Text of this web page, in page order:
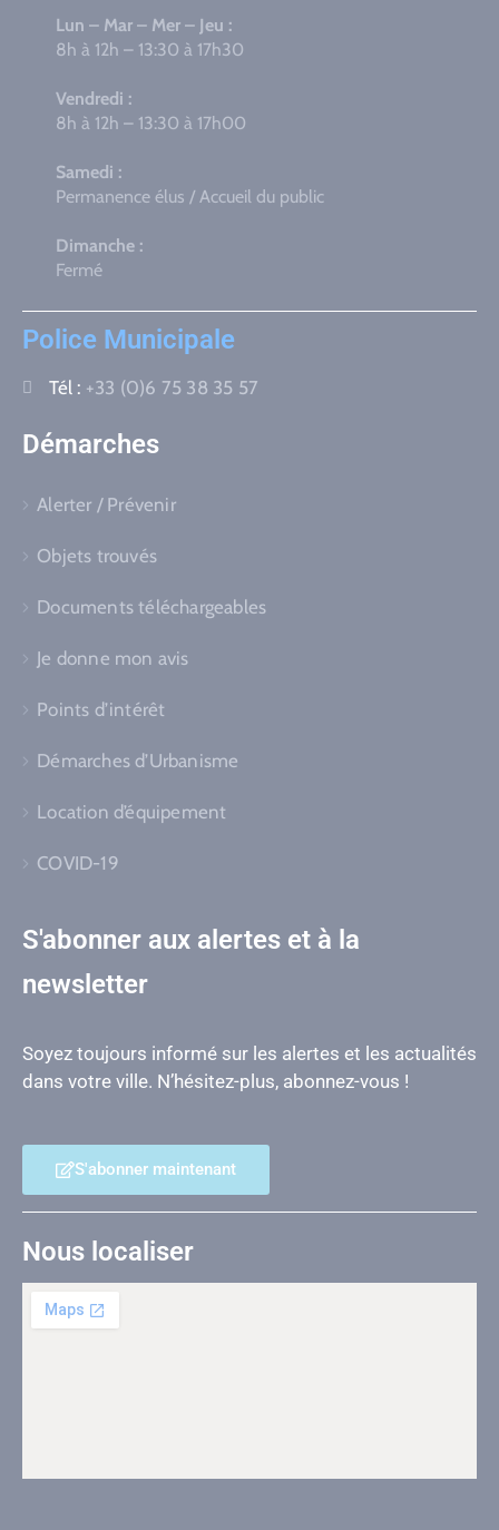
Lun – Mar – Mer – Jeu :
8h à 12h – 13:30 à 17h30
Vendredi :
8h à 12h – 13:30 à 17h00
Samedi :
Permanence élus / Accueil du public
Dimanche :
Fermé
Police Municipale
Tél : +33 (0)6 75 38 35 57
Démarches
Alerter / Prévenir
Objets trouvés
Documents téléchargeables
Je donne mon avis
Points d’intérêt
Démarches d’Urbanisme
Location d’équipement
COVID-19
S'abonner aux alertes et à la
newsletter
Soyez toujours informé sur les alertes et les actualités
dans votre ville. N’hésitez-plus, abonnez-vous !
S'abonner maintenant
Nous localiser